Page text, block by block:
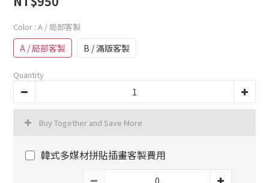
Color : A / 局部客製
A / 局部客製 B / 滿版客製
Quantity
Buy Together and Save More
韓式多媒材拼貼插畫客製費用